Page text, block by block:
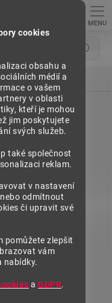
cookies
obsahu a
médií a
o vašem
v oblasti
kteří je mohou
jim poskytujete
svých služeb.
také společnost
reklam.
v nastavení
odmítnout
či upravit své
pomůžete zlepšit
vám
nabídky.
aGDPR.
Hledat